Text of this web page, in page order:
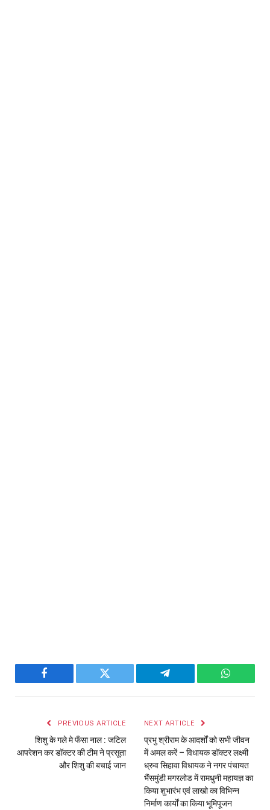
Facebook Twitter Telegram
PREVIOUS ARTICLE
शिशु के गले मे फँसा नाल : जटिल
आपरेशन कर डॉक्टर की टीम ने प्रसूता
और शिशु की बचाई जान
NEXT ARTICLE
प्रभु श्रीराम के आदर्शों को सभी जीवन
में अमल करें – विधायक डॉक्टर लक्ष्मी
ध्रुव सिहावा विधायक ने नगर पंचायत
भैंसमुंडी मगरलोड में रामधुनी महायज्ञ का
किया शुभारंभ एवं लाखो का विभिन्न
निर्माण कार्यों का किया भूमिपूजन